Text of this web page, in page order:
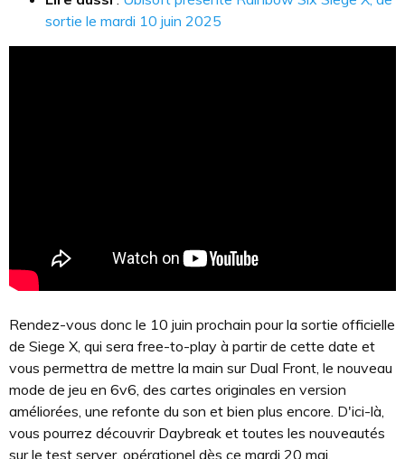
sortie le mardi 10 juin 2025
Rendez-vous donc le 10 juin prochain pour la sortie officielle
de Siege X, qui sera free-to-play à partir de cette date et
vous permettra de mettre la main sur Dual Front, le nouveau
mode de jeu en 6v6, des cartes originales en version
améliorées, une refonte du son et bien plus encore. D'ici-là,
vous pourrez découvrir Daybreak et toutes les nouveautés
sur le test server, opérationel dès ce mardi 20 mai.